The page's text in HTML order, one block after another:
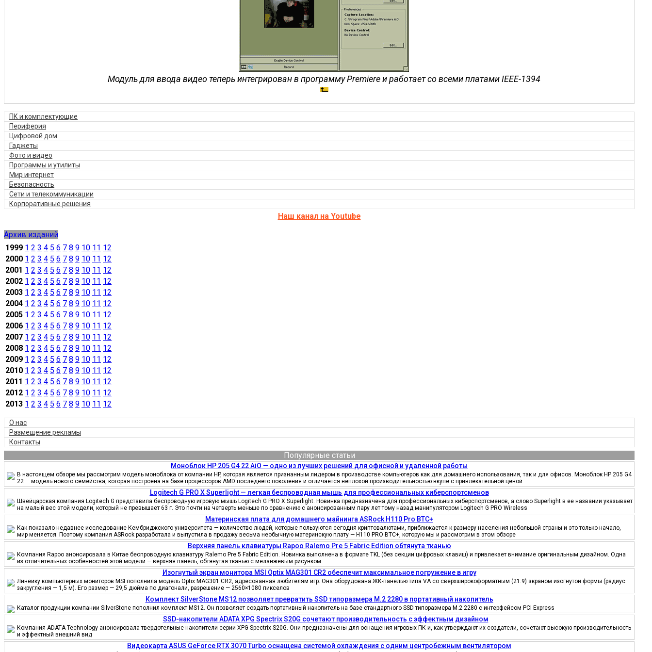
Модуль для ввода видео теперь интегрирован в программу Premiere и работает со всеми платами IEEE-1394
ПК и комплектующие
Периферия
Цифровой дом
Гаджеты
Фото и видео
Программы и утилиты
Мир интернет
Безопасность
Сети и телекоммуникации
Корпоративные решения
Наш канал на Youtube
Архив изданий
1999 1 2 3 4 5 6 7 8 9 10 11 12
2000 1 2 3 4 5 6 7 8 9 10 11 12
2001 1 2 3 4 5 6 7 8 9 10 11 12
2002 1 2 3 4 5 6 7 8 9 10 11 12
2003 1 2 3 4 5 6 7 8 9 10 11 12
2004 1 2 3 4 5 6 7 8 9 10 11 12
2005 1 2 3 4 5 6 7 8 9 10 11 12
2006 1 2 3 4 5 6 7 8 9 10 11 12
2007 1 2 3 4 5 6 7 8 9 10 11 12
2008 1 2 3 4 5 6 7 8 9 10 11 12
2009 1 2 3 4 5 6 7 8 9 10 11 12
2010 1 2 3 4 5 6 7 8 9 10 11 12
2011 1 2 3 4 5 6 7 8 9 10 11 12
2012 1 2 3 4 5 6 7 8 9 10 11 12
2013 1 2 3 4 5 6 7 8 9 10 11 12
О нас
Размещение рекламы
Контакты
Популярные статьи
Моноблок HP 205 G4 22 AiO — одно из лучших решений для офисной и удаленной работы
В настоящем обзоре мы рассмотрим модель моноблока от компании HP, которая является признанным лидером в производстве компьютеров как для домашнего использования, так и для офисов. Моноблок HP 205 G4
22 — модель нового семейства, которая построена на базе процессоров AMD последнего поколения и отличается неплохой производительностью вкупе с привлекательной ценой
Logitech G PRO X Superlight — легкая беспроводная мышь для профессиональных киберспортсменов
Швейцарская компания Logitech G представила беспроводную игровую мышь Logitech G PRO X Superlight. Новинка предназначена для профессиональных киберспортсменов, а слово Superlight в ее названии указывает
на малый вес этой модели, который не превышает 63 г. Это почти на четверть меньше по сравнению с анонсированным пару лет тому назад манипулятором Logitech G PRO Wireless
Материнская плата для домашнего майнинга ASRock H110 Pro BTC+
Как показало недавнее исследование Кембриджского университета — количество людей, которые пользуются сегодня криптовалютами, приближается к размеру населения небольшой страны и это только начало,
мир меняется. Поэтому компания ASRock разработала и выпустила в продажу весьма необычную материнскую плату — H110 PRO BTC+, которую мы и рассмотрим в этом обзоре
Верхняя панель клавиатуры Rapoo Ralemo Pre 5 Fabric Edition обтянута тканью
Компания Rapoo анонсировала в Китае беспроводную клавиатуру Ralemo Pre 5 Fabric Edition. Новинка выполнена в формате TKL (без секции цифровых клавиш) и привлекает внимание оригинальным дизайном. Одна
из отличительных особенностей этой модели — верхняя панель, обтянутая тканью с меланжевым рисунком
Изогнутый экран монитора MSI Optix MAG301 CR2 обеспечит максимальное погружение в игру
Линейку компьютерных мониторов MSI пополнила модель Optix MAG301 CR2, адресованная любителям игр. Она оборудована ЖК-панелью типа VA со сверхширокоформатным (21:9) экраном изогнутой формы (радиус
закругления — 1,5 м). Его размер — 29,5 дюйма по диагонали, разрешение — 2560×1080 пикселов
Комплект SilverStone MS12 позволяет превратить SSD типоразмера M.2 2280 в портативный накопитель
Каталог продукции компании SilverStone пополнил комплект MS12. Он позволяет создать портативный накопитель на базе стандартного SSD типоразмера M.2 2280 с интерфейсом PCI Express
SSD-накопители ADATA XPG Spectrix S20G сочетают производительность с эффектным дизайном
Компания ADATA Technology анонсировала твердотельные накопители серии XPG Spectrix S20G. Они предназначены для оснащения игровых ПК и, как утверждают их создатели, сочетают высокую производительность
и эффектный внешний вид
Видеокарта ASUS GeForce RTX 3070 Turbo оснащена системой охлаждения с одним центробежным вентилятором